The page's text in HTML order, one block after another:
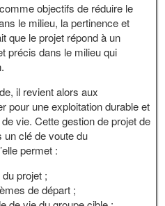
objectifs de réduire le
le milieu, la pertinence et
que le projet répond à un
précis dans le milieu qui
il revient alors aux
pour une exploitation durable et
vie. Cette gestion de projet de
un clé de voute du
permet :
projet ;
de départ ;